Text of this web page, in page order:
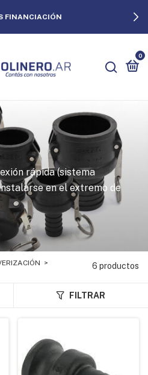
FINANCIACIÓN
0
rápida (sistema
en el extremo de
>
6 productos
FILTRAR